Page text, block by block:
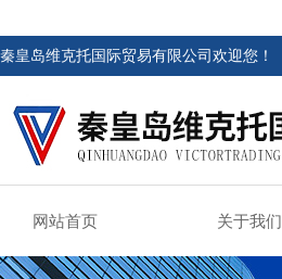
秦皇岛维克托国际贸易有限公司欢迎您！
网站首页 关于我们